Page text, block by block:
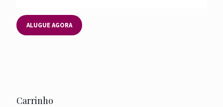
ALUGUE AGORA
Carrinho